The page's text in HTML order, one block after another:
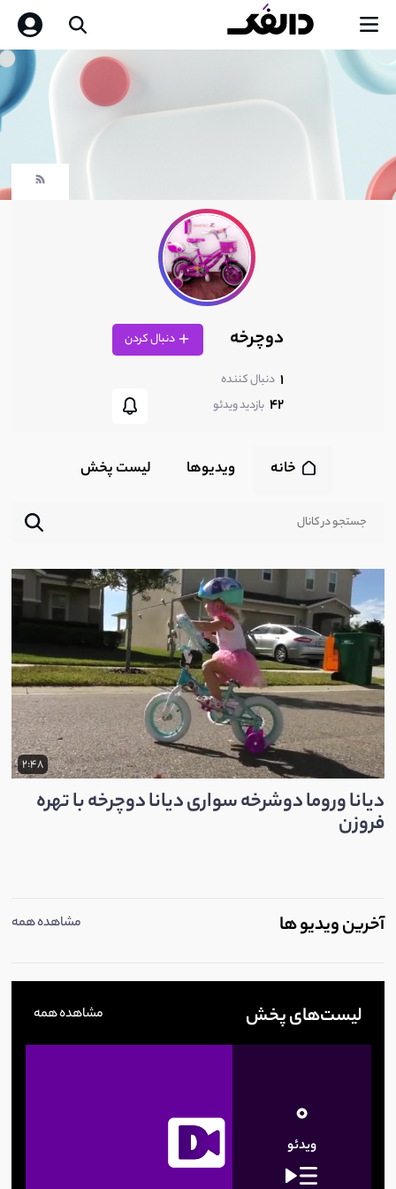
دوچرخه دنبال کردن
1 دنبال کننده
42 بازدید ویدئو
خانه ویدیوها لیست پخش‌
2:48
دیانا و‌‌‌‌روما دوشرخه سواری دیانا دوچرخه با تهره
فروزن
آخرین ویدیو ها مشاهده همه
لیست‌های پخش مشاهده همه
0
ویدئو